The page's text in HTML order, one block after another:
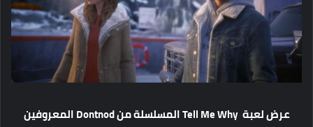
عرض لعبة Tell Me Why المسلسلة من Dontnod المعروفين